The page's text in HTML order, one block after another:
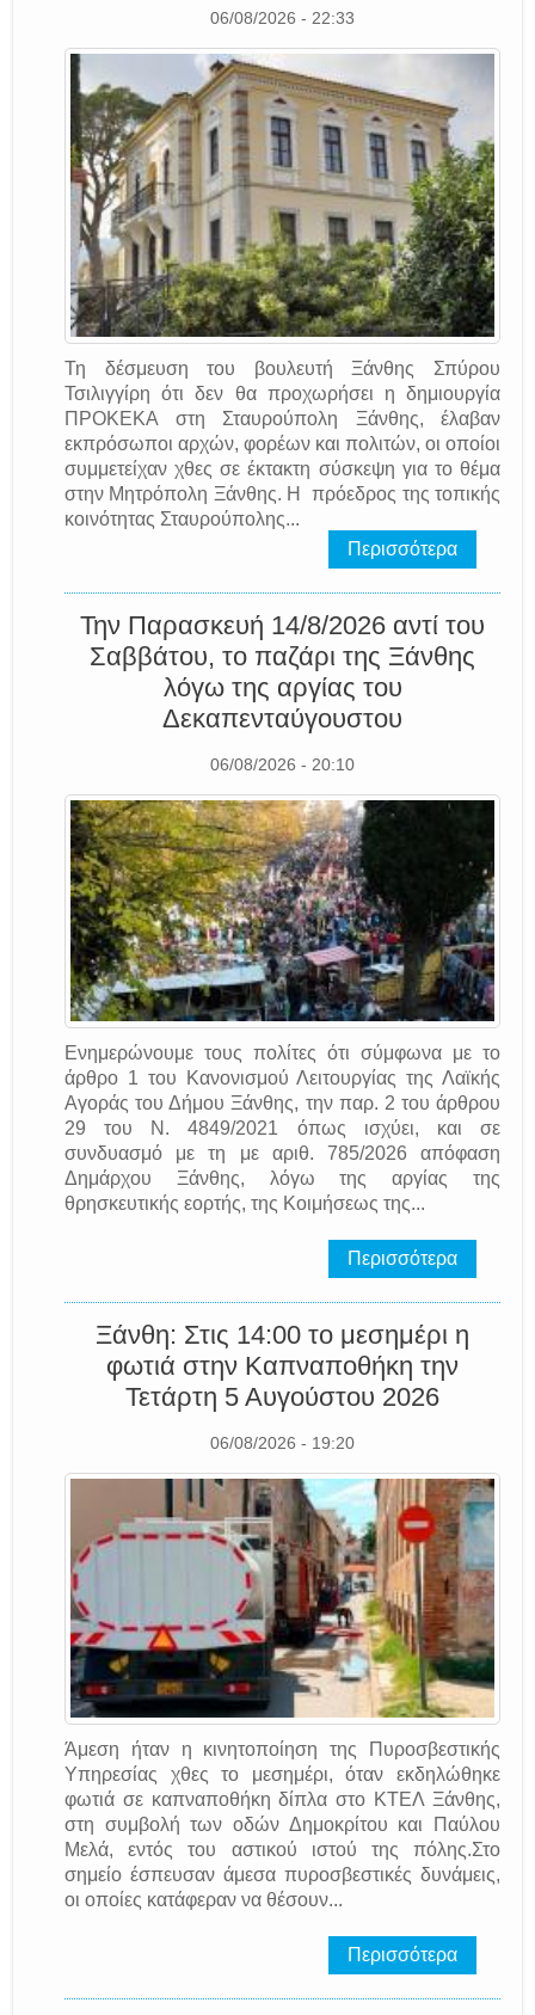
06/08/2026 - 22:33
Τη δέσμευση του βουλευτή Ξάνθης Σπύρου
Τσιλιγγίρη ότι δεν θα προχωρήσει η δημιουργία
ΠΡΟΚΕΚΑ στη Σταυρούπολη Ξάνθης, έλαβαν
εκπρόσωποι αρχών, φορέων και πολιτών, οι οποίοι
συμμετείχαν χθες σε έκτακτη σύσκεψη για το θέμα
στην Μητρόπολη Ξάνθης. Η πρόεδρος της τοπικής
κοινότητας Σταυρούπολης...
Περισσότερα
Την Παρασκευή 14/8/2026 αντί του
Σαββάτου, το παζάρι της Ξάνθης
λόγω της αργίας του
Δεκαπενταύγουστου
06/08/2026 - 20:10
Ενημερώνουμε τους πολίτες ότι σύμφωνα με το
άρθρο 1 του Κανονισμού Λειτουργίας της Λαϊκής
Αγοράς του Δήμου Ξάνθης, την παρ. 2 του άρθρου
29 του Ν. 4849/2021 όπως ισχύει, και σε
συνδυασμό με τη με αριθ. 785/2026 απόφαση
Δημάρχου Ξάνθης, λόγω της αργίας της
θρησκευτικής εορτής, της Κοιμήσεως της...
Περισσότερα
Ξάνθη: Στις 14:00 το μεσημέρι η
φωτιά στην Καπναποθήκη την
Τετάρτη 5 Αυγούστου 2026
06/08/2026 - 19:20
Άμεση ήταν η κινητοποίηση της Πυροσβεστικής
Υπηρεσίας χθες το μεσημέρι, όταν εκδηλώθηκε
φωτιά σε καπναποθήκη δίπλα στο ΚΤΕΛ Ξάνθης,
στη συμβολή των οδών Δημοκρίτου και Παύλου
Μελά, εντός του αστικού ιστού της πόλης.Στο
σημείο έσπευσαν άμεσα πυροσβεστικές δυνάμεις,
οι οποίες κατάφεραν να θέσουν...
Περισσότερα